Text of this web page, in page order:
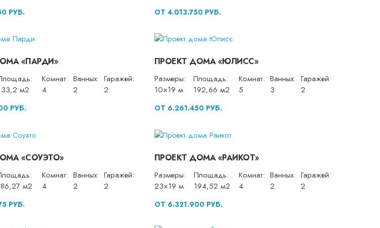
РУБ. ОТ 4.013.750 РУБ.
«ПАРДИ»
м2
Комнат:
4
Ванных:
2
Гаражей:
2
РУБ.
ПРОЕКТ ДОМА «ЮЛИСС»
Размеры:
10×19 м
Площадь:
192,66 м2
Комнат:
5
Ванных:
3
Гаражей:
2
ОТ 6.261.450 РУБ.
«СОУЭТО»
м2
Комнат:
4
Ванных:
2
Гаражей:
2
РУБ.
ПРОЕКТ ДОМА «РАИКОТ»
Размеры:
23×19 м
Площадь:
194,52 м2
Комнат:
4
Ванных:
2
Гаражей:
2
ОТ 6.321.900 РУБ.